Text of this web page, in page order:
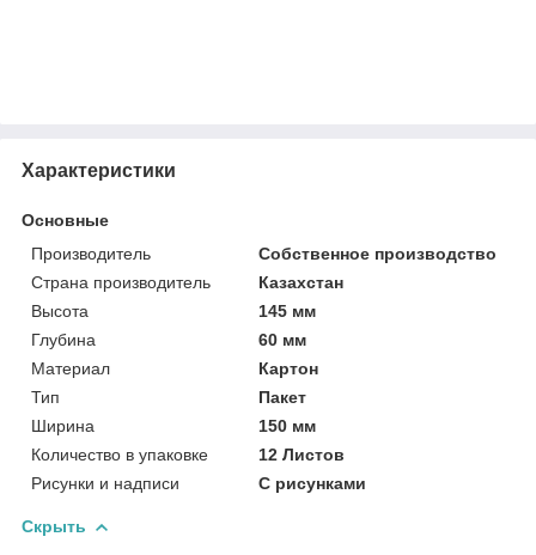
Характеристики
Основные
Производитель
Собственное производство
Страна производитель
Казахстан
Высота
145 мм
Глубина
60 мм
Материал
Картон
Тип
Пакет
Ширина
150 мм
Количество в упаковке
12 Листов
Рисунки и надписи
С рисунками
Скрыть